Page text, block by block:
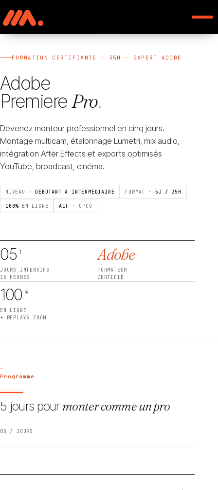
FORMATION CERTIFIANTE · 35H · EXPERT ADOBE
Adobe
Premiere Pro.
Devenez monteur professionnel en cinq jours.
Montage multicam, étalonnage Lumetri, mix audio,
intégration After Effects et exports optimisés
YouTube, broadcast, cinéma.
NIVEAU · DÉBUTANT À INTERMÉDIAIRE FORMAT · 5J / 35H
100% EN LIGNE AIF · OPCO
05 j
JOURS INTENSIFS
35 HEURES
Adobe
FORMATEUR
CERTIFIÉ
100 %
EN LIGNE
+ REPLAYS ZOOM
—
Programme
5 jours pourmonter comme un pro
05 / JOURS